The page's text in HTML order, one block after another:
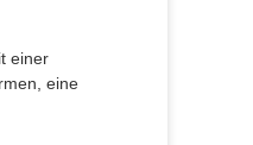
einer
eine